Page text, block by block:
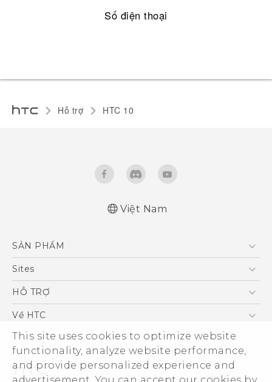
This site uses cookies to optimize website
functionality, analyze website performance,
and provide personalized experience and
Số điện thoại
Hỗ trợ HTC 10‎
Việt Nam
SẢN PHẨM
5G
Điện Thoại Thông Minh
VIVE
Sites
HTC Dev
HỖ TRỢ
Trung tâm hỗ trợ
Hỗ trợ bảo hành HTC
Về HTC
ESG
Nhà đầu tư
Làm việc tại HTC